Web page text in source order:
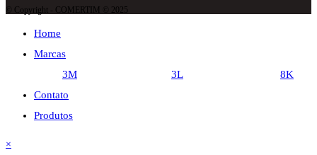
© Copyright - COMERTIM © 2025
Home
Marcas
3M
3L
8K
Contato
Produtos
×